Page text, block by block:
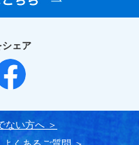
シェア
ない⽅へ